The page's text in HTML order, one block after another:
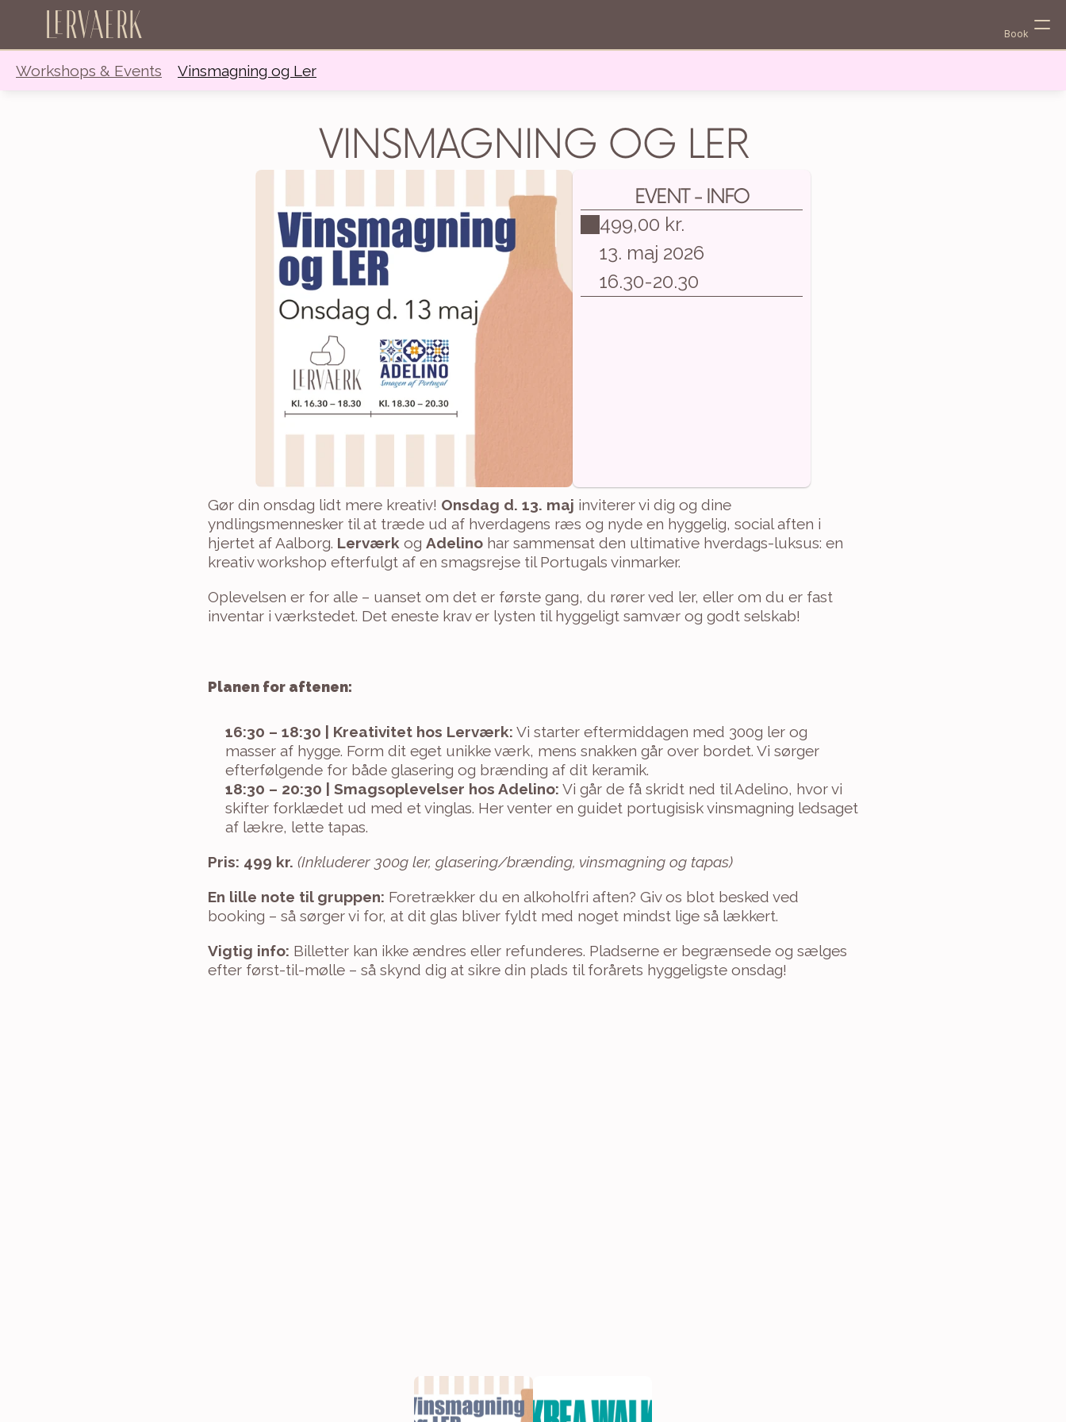
Lervaerk Book
Workshops & Events Vinsmagning og Ler
VINSMAGNING OG LER
EVENT - INFO
499,00 kr.
13. maj 2026
16.30-20.30
Gør din onsdag lidt mere kreativ! Onsdag d. 13. maj inviterer vi dig og dine
yndlingsmennesker til at træde ud af hverdagens ræs og nyde en hyggelig, social aften i
hjertet af Aalborg. Lerværk og Adelino har sammensat den ultimative hverdags-luksus: en
kreativ workshop efterfulgt af en smagsrejse til Portugals vinmarker.
Oplevelsen er for alle – uanset om det er første gang, du rører ved ler, eller om du er fast
inventar i værkstedet. Det eneste krav er lysten til hyggeligt samvær og godt selskab!
Planen for aftenen:
16:30 – 18:30 | Kreativitet hos Lerværk: Vi starter eftermiddagen med 300g ler og
masser af hygge. Form dit eget unikke værk, mens snakken går over bordet. Vi sørger
efterfølgende for både glasering og brænding af dit keramik.
18:30 – 20:30 | Smagsoplevelser hos Adelino: Vi går de få skridt ned til Adelino, hvor vi
skifter forklædet ud med et vinglas. Her venter en guidet portugisisk vinsmagning ledsaget
af lækre, lette tapas.
Pris: 499 kr. (Inkluderer 300g ler, glasering/brænding, vinsmagning og tapas)
En lille note til gruppen: Foretrækker du en alkoholfri aften? Giv os blot besked ved
booking – så sørger vi for, at dit glas bliver fyldt med noget mindst lige så lækkert.
Vigtig info: Billetter kan ikke ændres eller refunderes. Pladserne er begrænsede og sælges
efter først-til-mølle – så skynd dig at sikre din plads til forårets hyggeligste onsdag!